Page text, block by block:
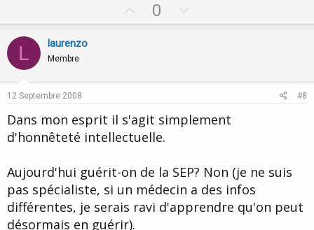
p
0
o
e
L laurenzo
Membre
12 Septembre 2008 #8
Dans mon esprit il s'agit simplement
d'honnêteté intellectuelle.
Aujourd'hui guérit-on de la SEP? Non (je ne suis
pas spécialiste, si un médecin a des infos
différentes, je serais ravi d'apprendre qu'on peut
désormais en guérir).